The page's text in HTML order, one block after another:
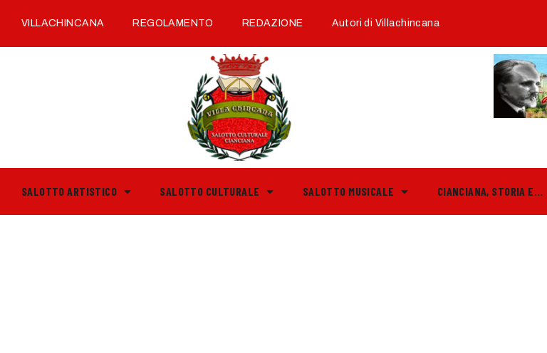
VILLACHINCANA REGOLAMENTO REDAZIONE Autori di Villachincana
SALOTTO ARTISTICO SALOTTO CULTURALE SALOTTO MUSICALE CIANCIANA, STORIA E…